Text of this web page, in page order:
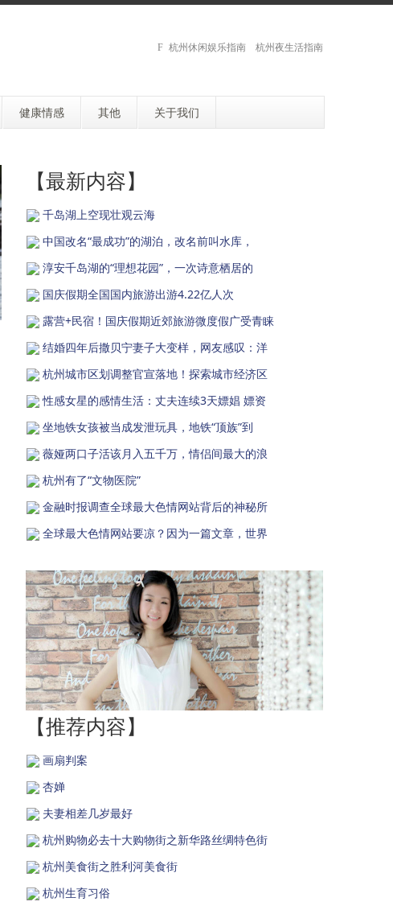
杭州休闲娱乐指南 杭州夜生活指南
健康情感 其他 关于我们
【最新内容】
千岛湖上空现壮观云海
中国改名“最成功”的湖泊，改名前叫水库，
淳安千岛湖的“理想花园”，一次诗意栖居的
国庆假期全国国内旅游出游4.22亿人次
露营+民宿！国庆假期近郊旅游微度假广受青睐
结婚四年后撒贝宁妻子大变样，网友感叹：洋
杭州城市区划调整官宣落地！探索城市经济区
性感女星的感情生活：丈夫连续3天嫖娼 嫖资
坐地铁女孩被当成发泄玩具，地铁“顶族”到
薇娅两口子活该月入五千万，情侣间最大的浪
杭州有了“文物医院”
金融时报调查全球最大色情网站背后的神秘所
全球最大色情网站要凉？因为一篇文章，世界
【推荐内容】
画扇判案
杏婵
夫妻相差几岁最好
杭州购物必去十大购物街之新华路丝绸特色街
杭州美食街之胜利河美食街
杭州生育习俗